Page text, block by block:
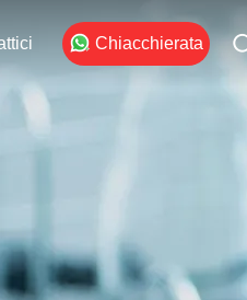
Chiacchierata